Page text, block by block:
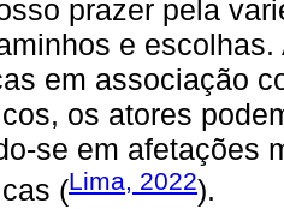
prazer pela
e
em associação
os atores
se em afetações
(Lima, 2022).